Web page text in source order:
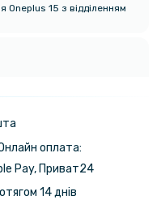
15 з відділенням
оплата:
Pay, Приват24
14 днів